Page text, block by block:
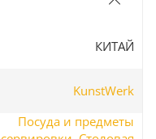
КИТАЙ
KunstWerk
Посуда и предметы